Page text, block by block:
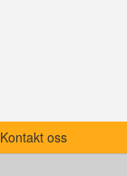
Kontakt oss